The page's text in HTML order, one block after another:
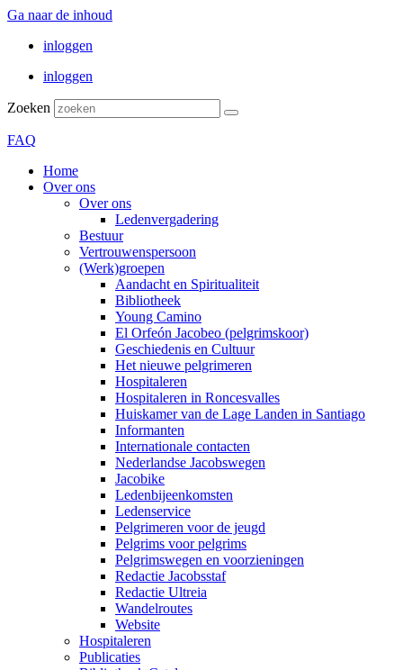
Ga naar de inhoud
inloggen
inloggen
Zoeken
FAQ
Home
Over ons
Over ons
Ledenvergadering
Bestuur
Vertrouwenspersoon
(Werk)groepen
Aandacht en Spiritualiteit
Bibliotheek
Young Camino
El Orfeón Jacobeo (pelgrimskoor)
Geschiedenis en Cultuur
Het nieuwe pelgrimeren
Hospitaleren
Hospitaleren in Roncesvalles
Huiskamer van de Lage Landen in Santiago
Informanten
Internationale contacten
Nederlandse Jacobswegen
Jacobike
Ledenbijeenkomsten
Ledenservice
Pelgrimeren voor de jeugd
Pelgrims voor pelgrims
Pelgrimswegen en voorzieningen
Redactie Jacobsstaf
Redactie Ultreia
Wandelroutes
Website
Hospitaleren
Publicaties